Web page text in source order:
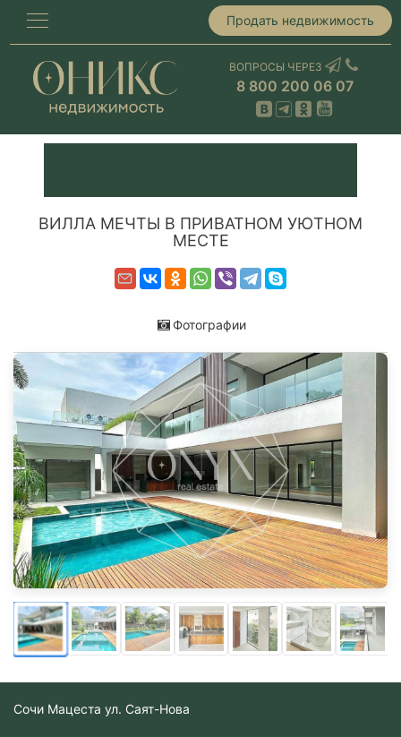
Продать недвижимость
ВОПРОСЫ ЧЕРЕЗ
8 800 200 06 07
ВИЛЛА МЕЧТЫ В ПРИВАТНОМ УЮТНОМ
МЕСТЕ
Фотографии
Сочи Мацеста ул. Саят-Нова